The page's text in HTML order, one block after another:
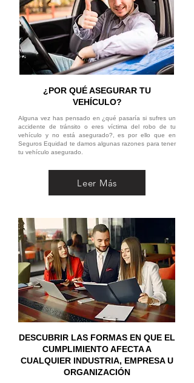
¿POR QUÉ ASEGURAR TU
VEHÍCULO?
Alguna vez has pensado en ¿qué pasaría si sufres un
accidente de tránsito o eres víctima del robo de tu
vehículo y no está asegurado?, es por ello que en
Seguros Equidad te damos algunas razones para tener
tu vehículo asegurado.
Leer Más
DESCUBRIR LAS FORMAS EN QUE EL
CUMPLIMIENTO AFECTA A
CUALQUIER INDUSTRIA, EMPRESA U
ORGANIZACIÓN